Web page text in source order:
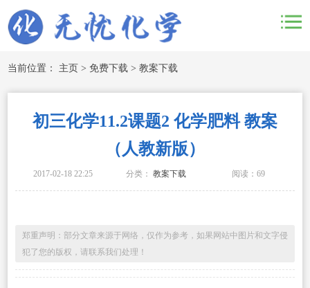
当前位置： 主页 >免费下载 >教案下载
初三化学11.2课题2 化学肥料 教案
（人教新版）
2017-02-18 22:25 分类：教案下载 阅读：69
郑重声明：部分文章来源于网络，仅作为参考，如果网站中图片和文字侵
犯了您的版权，请联系我们处理！